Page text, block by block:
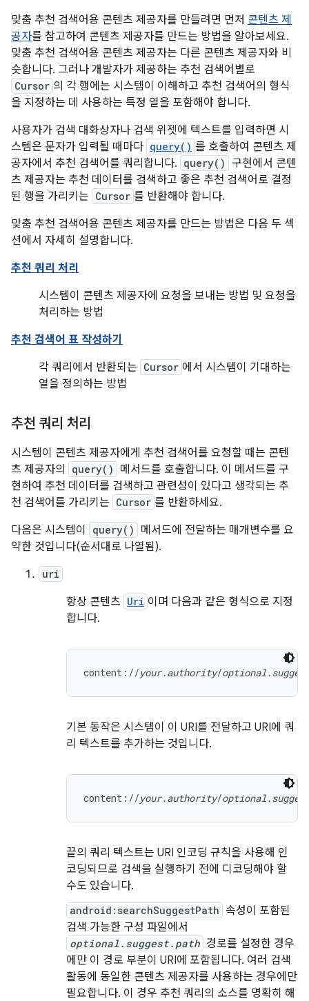
맞춤 추천 검색어용 콘텐츠 제공자를 만들려면 먼저 콘텐츠 제
공자를 참고하여 콘텐츠 제공자를 만드는 방법을 알아보세요.
맞춤 추천 검색어용 콘텐츠 제공자는 다른 콘텐츠 제공자와 비
슷합니다. 그러나 개발자가 제공하는 추천 검색어별로
Cursor 의 각 행에는 시스템이 이해하고 추천 검색어의 형식
을 지정하는 데 사용하는 특정 열을 포함해야 합니다.
사용자가 검색 대화상자나 검색 위젯에 텍스트를 입력하면 시
스템은 문자가 입력될 때마다 query() 를 호출하여 콘텐츠 제
공자에서 추천 검색어를 쿼리합니다. query()
구현에서 콘텐
츠 제공자는 추천 데이터를 검색하고 좋은 추천 검색어로 결정
된 행을 가리키는 Cursor 를 반환해야 합니다.
맞춤 추천 검색어용 콘텐츠 제공자를 만드는 방법은 다음 두 섹
션에서 자세히 설명합니다.
추천 쿼리 처리
시스템이 콘텐츠 제공자에 요청을 보내는 방법 및 요청을
처리하는 방법
추천 검색어 표 작성하기
각 쿼리에서 반환되는 Cursor 에서 시스템이 기대하는
열을 정의하는 방법
추천 쿼리 처리
시스템이 콘텐츠 제공자에게 추천 검색어를 요청할 때는 콘텐
츠 제공자의
query()
메서드를 호출합니다. 이 메서드를 구
현하여 추천 데이터를 검색하고 관련성이 있다고 생각되는 추
천 검색어를 가리키는 Cursor 를 반환하세요.
다음은 시스템이
query()
메서드에 전달하는 매개변수를 요
약한 것입니다(순서대로 나열됨).
uri
항상 콘텐츠 Uri 이며 다음과 같은 형식으로 지정
합니다.
content://your.authority/
기본 동작은 시스템이 이 URI를 전달하고 URI에 쿼
리 텍스트를 추가하는 것입니다.
content://your.authority/
끝의 쿼리 텍스트는 URI 인코딩 규칙을 사용해 인
코딩되므로 검색을 실행하기 전에 디코딩해야 할
수도 있습니다.
android:searchSuggestPath 속성이 포함된
검색 가능한 구성 파일에서
optional.suggest.path 경로를 설정한 경우
에만 이 경로 부분이 URI에 포함됩니다. 여러 검색
활동에 동일한 콘텐츠 제공자를 사용하는 경우에만
필요합니다. 이 경우 추천 쿼리의 소스를 명확히 해